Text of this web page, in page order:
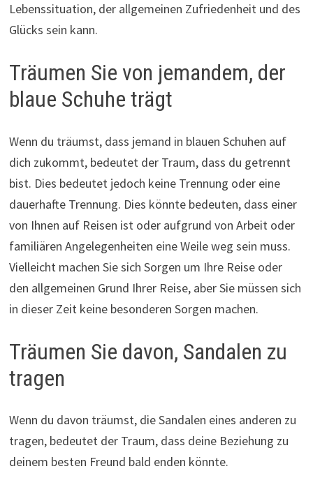
Lebenssituation, der allgemeinen Zufriedenheit und des
Glücks sein kann.
Träumen Sie von jemandem, der
blaue Schuhe trägt
Wenn du träumst, dass jemand in blauen Schuhen auf
dich zukommt, bedeutet der Traum, dass du getrennt
bist. Dies bedeutet jedoch keine Trennung oder eine
dauerhafte Trennung. Dies könnte bedeuten, dass einer
von Ihnen auf Reisen ist oder aufgrund von Arbeit oder
familiären Angelegenheiten eine Weile weg sein muss.
Vielleicht machen Sie sich Sorgen um Ihre Reise oder
den allgemeinen Grund Ihrer Reise, aber Sie müssen sich
in dieser Zeit keine besonderen Sorgen machen.
Träumen Sie davon, Sandalen zu
tragen
Wenn du davon träumst, die Sandalen eines anderen zu
tragen, bedeutet der Traum, dass deine Beziehung zu
deinem besten Freund bald enden könnte.